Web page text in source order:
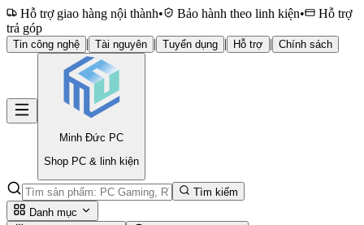
Hỗ trợ giao hàng nội thành• Bảo hành theo linh kiện•
Hỗ trợ
trả góp
Tin công nghệ | Tài nguyên | Tuyển dụng | Hỗ trợ | Chính sách
Minh Đức PC
Shop PC & linh kiện
Tìm kiếm
Danh mục